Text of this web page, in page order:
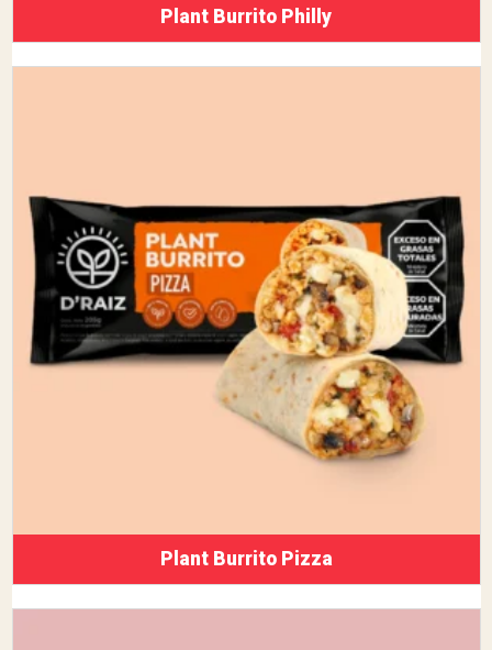
Plant Burrito Philly
Plant Burrito Pizza